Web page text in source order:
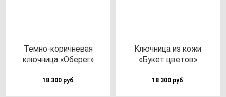
Тем­но-ко­рич­не­вая
ключ­ни­ца «Обе­рег»
18 300 руб
Ключ­ни­ца из ко­жи
«Букет цве­тов»
18 300 руб